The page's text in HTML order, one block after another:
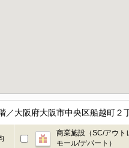
／大阪府大阪市中央区船越町２
商業施設（SC/アウト
モール/デパート）